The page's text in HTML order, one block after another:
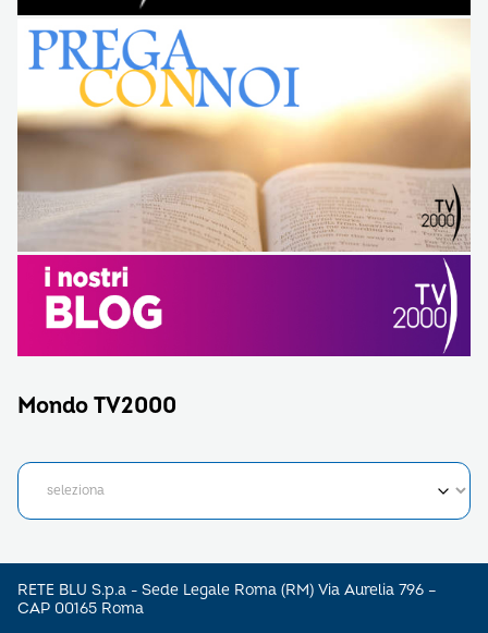
Mondo TV2000
RETE BLU S.p.a - Sede Legale Roma (RM) Via Aurelia 796 –
CAP 00165 Roma